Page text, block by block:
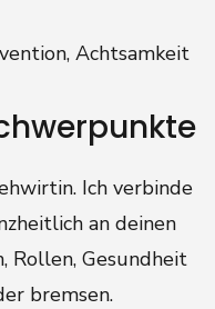
Achtsamkeit
Ich verbinde
an deinen
Rollen, Gesundheit
bremsen.